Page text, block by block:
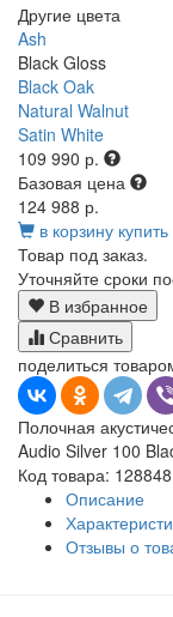
Другие цвета
Ash
Black Gloss
Black Oak
Natural Walnut
Satin White
109 990 р.
Базовая цена
124 988 р.
в корзину
Товар под заказ.
Уточняйте сроки
В избранное
Сравнить
поделиться
Полочная
Audio Silver 100
Код товара: 128848
Описание
Отзывы о